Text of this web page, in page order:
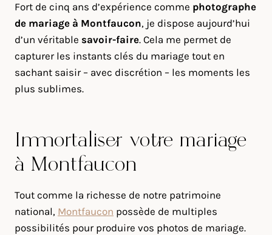
Fort de cinq ans d’expérience comme photographe
de mariage à Montfaucon, je dispose aujourd’hui
d’un véritable savoir-faire. Cela me permet de
capturer les instants clés du mariage tout en
sachant saisir – avec discrétion – les moments les
plus sublimes.
Immortaliser votre mariage
à Montfaucon
Tout comme la richesse de notre patrimoine
national, Montfaucon possède de multiples
possibilités pour produire vos photos de mariage.